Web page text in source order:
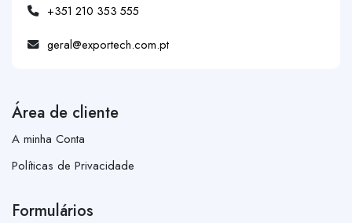
+351 210 353 555
geral@exportech.com.pt
Área de cliente
A minha Conta
Políticas de Privacidade
Formulários